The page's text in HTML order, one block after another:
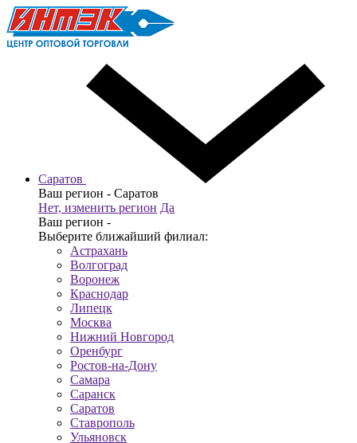
Саратов
Ваш регион - Саратов
Нет, изменить регион Да
Ваш регион -
Выберите ближайший филиал:
Астрахань
Волгоград
Воронеж
Краснодар
Липецк
Москва
Нижний Новгород
Оренбург
Ростов-на-Дону
Самара
Саранск
Саратов
Ставрополь
Ульяновск